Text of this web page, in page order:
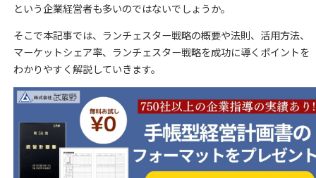
という企業経営者も多いのではないでしょうか。
そこで本記事では、ランチェスター戦略の概要や法則、活用方法、
マーケットシェア率、ランチェスター戦略を成功に導くポイントを
わかりやすく解説していきます。